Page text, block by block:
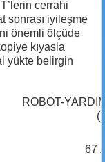
cerrahi
sonrası iyileşme
önemli ölçüde
kıyasla
yükte belirgin
ROBOT-
67